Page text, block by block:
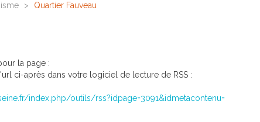
> Quartier Fauveau
la page :
ci-après dans votre logiciel de lecture de RSS :
index.php/outils/rss?idpage=3091&idmetacontenu=